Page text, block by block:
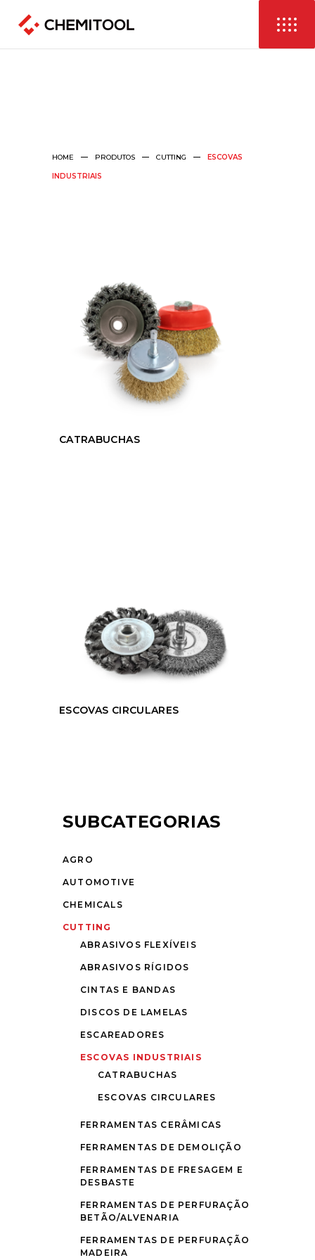
HOME PRODUTOS CUTTING ESCOVAS
INDUSTRIAIS
CATRABUCHAS
ESCOVAS CIRCULARES
SUBCATEGORIAS
AGRO
AUTOMOTIVE
CHEMICALS
CUTTING
ABRASIVOS FLEXÍVEIS
ABRASIVOS RÍGIDOS
CINTAS E BANDAS
DISCOS DE LAMELAS
ESCAREADORES
ESCOVAS INDUSTRIAIS
CATRABUCHAS
ESCOVAS CIRCULARES
FERRAMENTAS CERÂMICAS
FERRAMENTAS DE DEMOLIÇÃO
FERRAMENTAS DE FRESAGEM E
DESBASTE
FERRAMENTAS DE PERFURAÇÃO
BETÃO/ALVENARIA
FERRAMENTAS DE PERFURAÇÃO
MADEIRA